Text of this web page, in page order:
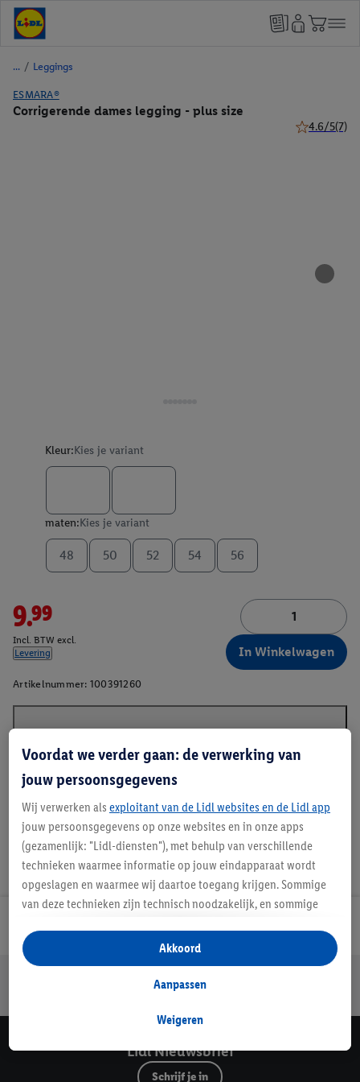
/ Leggings
ESMARA®
Corrigerende dames legging - plus size
4.6/5(7)
Kleur:Kies je variant
maten:Kies je variant
48 50 52 54 56
9.99
Incl. BTW excl.
Levering
In Winkelwagen
Artikelnummer: 100391260
Veilig winkelen
Lidl Nieuwsbrief
Schrijf je in
Voordat we verder gaan: de verwerking van
jouw persoonsgegevens
Wij verwerken als exploitant van de Lidl websites en de Lidl app
jouw persoonsgegevens op onze websites en in onze apps
(gezamenlijk: "Lidl-diensten"), met behulp van verschillende
technieken waarmee informatie op jouw eindapparaat wordt
opgeslagen en waarmee wij daartoe toegang krijgen. Sommige
van deze technieken zijn technisch noodzakelijk, en sommige
opslaan van voorkeursinstellingen, het verzamelen en
analyseren van statistieken of voor het tonen van
gepersonaliseerde reclame binnen en buiten de Lidl-diensten.
gegevens over jouw aankoopgedrag in de winkel ook voor de
Als je hier toestemming geeft aan ons voor het personaliseren
van reclame en als je vervolgens een Lidl Plus-account
Weigeren
Aanpassen
Akkoord